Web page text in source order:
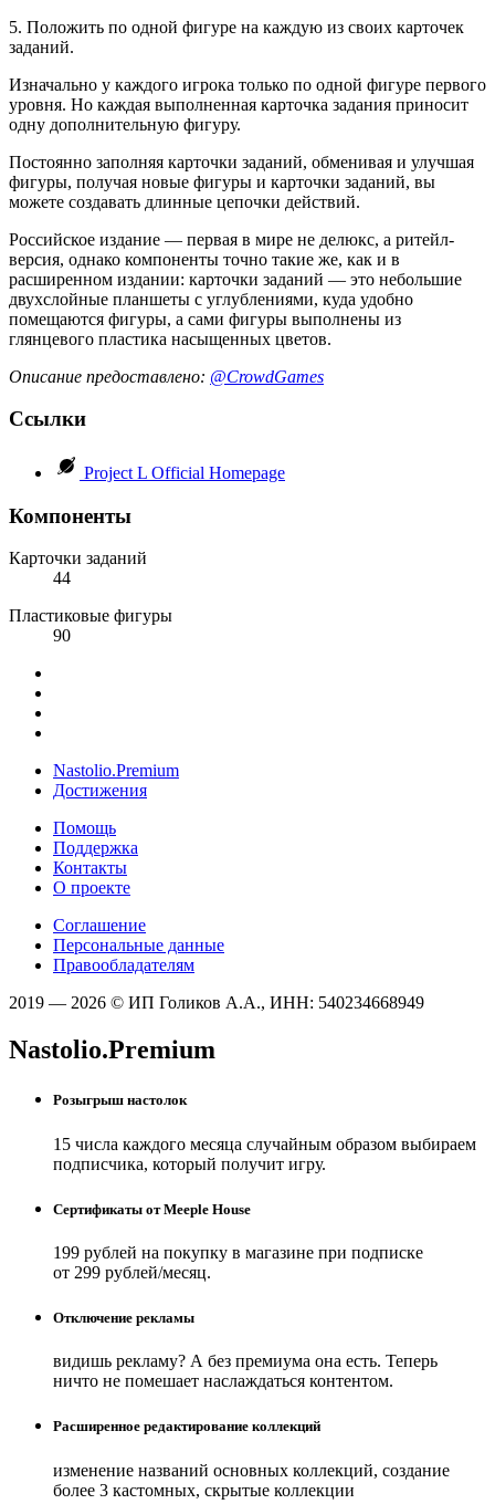
5. Положить по одной фигуре на каждую из своих карточек
заданий.
Изначально у каждого игрока только по одной фигуре первого
уровня. Но каждая выполненная карточка задания приносит
одну дополнительную фигуру.
Постоянно заполняя карточки заданий, обменивая и улучшая
фигуры, получая новые фигуры и карточки заданий, вы
можете создавать длинные цепочки действий.
Российское издание — первая в мире не делюкс, а ритейл-
версия, однако компоненты точно такие же, как и в
расширенном издании: карточки заданий — это небольшие
двухслойные планшеты с углублениями, куда удобно
помещаются фигуры, а сами фигуры выполнены из
глянцевого пластика насыщенных цветов.
Описание предоставлено: @CrowdGames
Ссылки
Project L Official Homepage
Компоненты
Карточки заданий
44
Пластиковые фигуры
90
Nastolio.Premium
Достижения
Помощь
Поддержка
Контакты
О проекте
Соглашение
Персональные данные
Правообладателям
2019 — 2026 © ИП Голиков А.А., ИНН: 540234668949
Nastolio.Premium
Розыгрыш настолок
15 числа каждого месяца случайным образом выбираем
подписчика, который получит игру.
Сертификаты от Meeple House
199 рублей на покупку в магазине при подписке
от 299 рублей/месяц.
Отключение рекламы
видишь рекламу? А без премиума она есть. Теперь
ничто не помешает наслаждаться контентом.
Расширенное редактирование коллекций
изменение названий основных коллекций, создание
более 3 кастомных, скрытые коллекции